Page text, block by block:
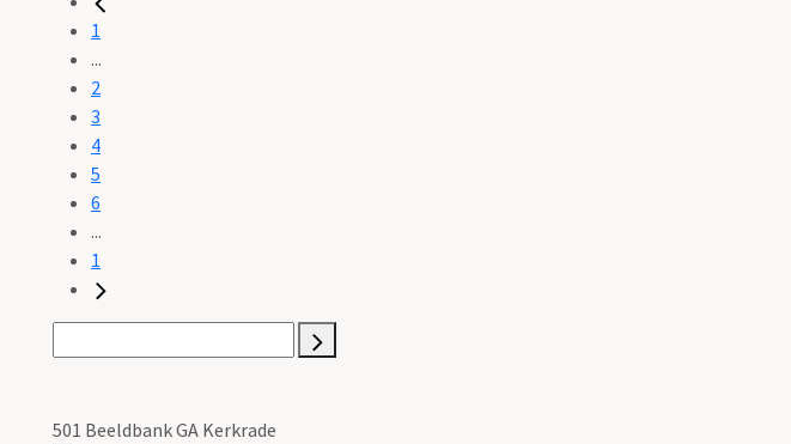
1
...
2
3
4
5
6
...
1
501 Beeldbank GA Kerkrade